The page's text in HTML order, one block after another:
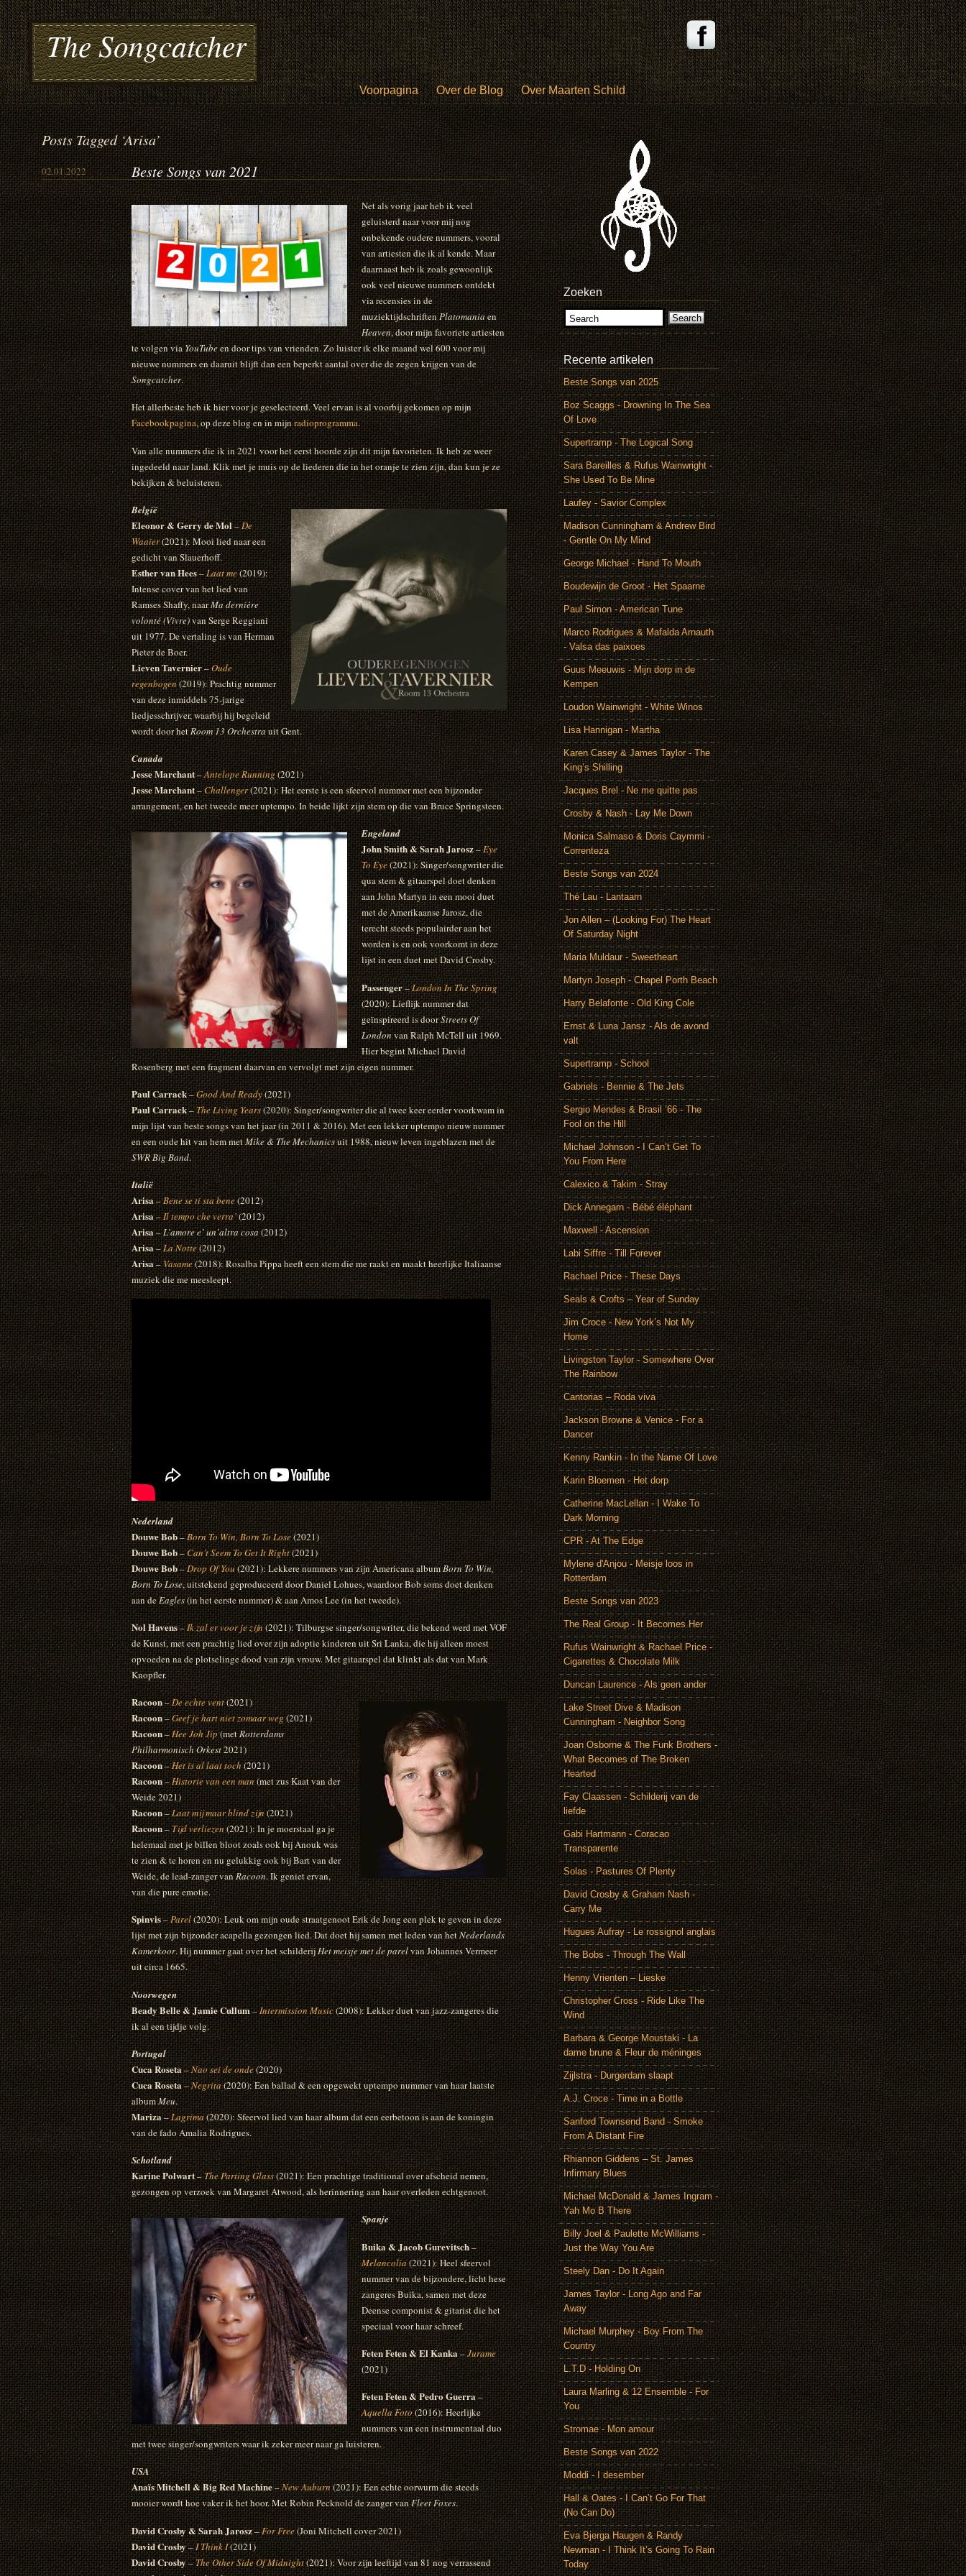
The Songcatcher
Voorpagina Over de Blog Over Maarten Schild
Posts Tagged ‘Arisa’
02.01.2022 Beste Songs van 2021
Net als vorig jaar heb ik veel
geluisterd naar voor mij nog
onbekende oudere nummers, vooral
van artiesten die ik al kende. Maar
daarnaast heb ik zoals gewoonlijk
ook veel nieuwe nummers ontdekt
via recensies in de
muziektijdschriftenPlatomania en
Heaven, door mijn favoriete artiesten
te volgen viaYouTubeen door tips van vrienden. Zo luister ik elke maand wel 600 voor mij
nieuwe nummers en daaruit blijft dan een beperkt aantal over die de zegen krijgen van de
Songcatcher.
Het allerbeste heb ik hier voor je geselecteerd. Veel ervan is al voorbij gekomen op mijn
Facebookpagina, op deze blog en in mijnradioprogramma.
Van alle nummers die ik in 2021 voor het eerst hoorde zijn dit mijn favorieten. Ik heb ze weer
ingedeeld naar land. Klik met je muis op de liederen die in het oranje te zien zijn, dan kun je ze
bekijken & beluisteren.
België
Eleonor & Gerry de Mol–De
Waaier(2021): Mooi lied naar een
gedicht van Slauerhoff.
Esther van Hees–Laat me(2019):
Intense cover van het lied van
Ramses Shaffy, naarMa dernière
volonté (Vivre)van Serge Reggiani
uit 1977. De vertaling is van Herman
Pieter de Boer.
Lieven Tavernier–Oude
regenbogen(2019): Prachtig nummer
van deze inmiddels 75-jarige
liedjesschrijver, waarbij hij begeleid
wordt door hetRoom 13 Orchestrauit Gent.
Canada
Jesse Marchant–Antelope Running (2021)
Jesse Marchant–Challenger(2021): Het eerste is een sfeervol nummer met een bijzonder
arrangement, en het tweede meer uptempo. In beide lijkt zijn stem op die van Bruce Springsteen.
Engeland
John Smith & Sarah Jarosz–Eye
To Eye(2021): Singer/songwriter die
qua stem & gitaarspel doet denken
aan John Martyn in een mooi duet
met de Amerikaanse Jarosz, die
terecht steeds populairder aan het
worden is en ook voorkomt in deze
lijst in een duet met David Crosby.
Passenger–London In The Spring
(2020): Lieflijk nummer dat
geïnspireerd is doorStreets Of
Londonvan Ralph McTell uit 1969.
Hier begint Michael David
Rosenberg met een fragment daarvan en vervolgt met zijn eigen nummer.
Paul Carrack–Good And Ready(2021)
Paul Carrack–The Living Years(2020): Singer/songwriter die al twee keer eerder voorkwam in
mijn lijst van beste songs van het jaar (in 2011 & 2016). Met een lekker uptempo nieuw nummer
en een oude hit van hem metMike & The Mechanicsuit 1988, nieuw leven ingeblazen met de
SWR Big Band.
Italië
Arisa–Bene se ti sta bene(2012)
Arisa–Il tempo che verra’(2012)
Arisa–L’amore e’ un’altra cosa(2012)
Arisa–La Notte(2012)
Arisa–Vasame(2018): Rosalba Pippa heeft een stem die me raakt en maakt heerlijke Italiaanse
muziek die me meesleept.
Nederland
Douwe Bob–Born To Win, Born To Lose(2021)
Douwe Bob–Can’t Seem To Get It Right(2021)
Douwe Bob–Drop Of You(2021): Lekkere nummers van zijn Americana albumBorn To Win,
Born To Lose, uitstekend geproduceerd door Daniel Lohues, waardoor Bob soms doet denken
aan deEagles(in het eerste nummer) & aan Amos Lee (in het tweede).
Nol Havens–Ik zal er voor je zijn (2021): Tilburgse singer/songwriter, die bekend werd met VOF
de Kunst, met een prachtig lied over zijn adoptie kinderen uit Sri Lanka, die hij alleen moest
opvoeden na de plotselinge dood van zijn vrouw. Met gitaarspel dat klinkt als dat van Mark
Knopfler.
Racoon–De echte vent(2021)
Racoon–Geef je hart niet zomaar weg (2021)
Racoon–Hee Joh Jip (metRotterdams
Philharmonisch Orkest2021)
Racoon–Het is al laat toch(2021)
Racoon–Historie van een man(met zus Kaat van der
Weide 2021)
Racoon–Laat mij maar blind zijn(2021)
Racoon– Tijd verliezen(2021): In je moerstaal ga je
helemaal met je billen bloot zoals ook bij Anouk was
te zien & te horen en nu gelukkig ook bij Bart van der
Weide, de lead-zanger vanRacoon. Ik geniet ervan,
van die pure emotie.
Spinvis–Parel(2020): Leuk om mijn oude straatgenoot Erik de Jong een plek te geven in deze
lijst met zijn bijzonder acapella gezongen lied. Dat doet hij samen met leden van hetNederlands
Kamerkoor. Hij nummer gaat over het schilderijHet meisje met de parelvan Johannes Vermeer
uit circa 1665.
Noorwegen
Beady Belle & Jamie Cullum–Intermission Music(2008): Lekker duet van jazz-zangeres die
ik al een tijdje volg.
Portugal
Cuca Roseta–Nao sei de onde(2020)
Cuca Roseta–Negrita(2020): Een ballad & een opgewekt uptempo nummer van haar laatste
albumMeu.
Mariza–Lagrima (2020): Sfeervol lied van haar album dat een eerbetoon is aan de koningin
van de fado Amalia Rodrigues.
Schotland
Karine Polwart–The Parting Glass(2021): Een prachtige traditional over afscheid nemen,
gezongen op verzoek van Margaret Atwood, als herinnering aan haar overleden echtgenoot.
Spanje
Buika & Jacob Gurevitsch–
Melancolia (2021): Heel sfeervol
nummer van de bijzondere, licht hese
zangeres Buika, samen met deze
Deense componist & gitarist die het
speciaal voor haar schreef.
Feten Feten & El Kanka–Jurame
(2021)
Feten Feten & Pedro Guerra–
Aquella Foto(2016): Heerlijke
nummers van een instrumentaal duo
met twee singer/songwriters waar ik zeker meer naar ga luisteren.
USA
Anaïs Mitchell & Big Red Machine–New Auburn (2021): Een echte oorwurm die steeds
mooier wordt hoe vaker ik het hoor. Met Robin Pecknold de zanger vanFleet Foxes.
David Crosby & Sarah Jarosz–For Free(Joni Mitchell cover 2021)
David Crosby–I Think I(2021)
David Crosby–The Other Side Of Midnight(2021): Voor zijn leeftijd van 81 nog verrassend
Zoeken
Recente artikelen
Beste Songs van 2025
Boz Scaggs - Drowning In The Sea
Of Love
Supertramp - The Logical Song
Sara Bareilles & Rufus Wainwright -
She Used To Be Mine
Laufey - Savior Complex
Madison Cunningham & Andrew Bird
- Gentle On My Mind
George Michael - Hand To Mouth
Boudewijn de Groot - Het Spaarne
Paul Simon - American Tune
Marco Rodrigues & Mafalda Arnauth
- Valsa das paixoes
Guus Meeuwis - Mijn dorp in de
Kempen
Loudon Wainwright - White Winos
Lisa Hannigan - Martha
Karen Casey & James Taylor - The
King’s Shilling
Jacques Brel - Ne me quitte pas
Crosby & Nash - Lay Me Down
Monica Salmaso & Doris Caymmi -
Correnteza
Beste Songs van 2024
Thé Lau - Lantaarn
Jon Allen – (Looking For) The Heart
Of Saturday Night
Maria Muldaur - Sweetheart
Martyn Joseph - Chapel Porth Beach
Harry Belafonte - Old King Cole
Ernst & Luna Jansz - Als de avond
valt
Supertramp - School
Gabriels - Bennie & The Jets
Sergio Mendes & Brasil ’66 - The
Fool on the Hill
Michael Johnson - I Can’t Get To
You From Here
Calexico & Takim - Stray
Dick Annegarn - Bébé éléphant
Maxwell - Ascension
Labi Siffre - Till Forever
Rachael Price - These Days
Seals & Crofts – Year of Sunday
Jim Croce - New York’s Not My
Home
Livingston Taylor - Somewhere Over
The Rainbow
Cantorias – Roda viva
Jackson Browne & Venice - For a
Dancer
Kenny Rankin - In the Name Of Love
Karin Bloemen - Het dorp
Catherine MacLellan - I Wake To
Dark Morning
CPR - At The Edge
Mylene d'Anjou - Meisje loos in
Rotterdam
Beste Songs van 2023
The Real Group - It Becomes Her
Rufus Wainwright & Rachael Price -
Cigarettes & Chocolate Milk
Duncan Laurence - Als geen ander
Lake Street Dive & Madison
Cunningham - Neighbor Song
Joan Osborne & The Funk Brothers -
What Becomes of The Broken
Hearted
Fay Claassen - Schilderij van de
liefde
Gabi Hartmann - Coracao
Transparente
Solas - Pastures Of Plenty
David Crosby & Graham Nash -
Carry Me
Hugues Aufray - Le rossignol anglais
The Bobs - Through The Wall
Henny Vrienten – Lieske
Christopher Cross - Ride Like The
Wind
Barbara & George Moustaki - La
dame brune & Fleur de méninges
Zijlstra - Durgerdam slaapt
A.J. Croce - Time in a Bottle
Sanford Townsend Band - Smoke
From A Distant Fire
Rhiannon Giddens – St. James
Infirmary Blues
Michael McDonald & James Ingram -
Yah Mo B There
Billy Joel & Paulette McWilliams -
Just the Way You Are
Steely Dan - Do It Again
James Taylor - Long Ago and Far
Away
Michael Murphey - Boy From The
Country
L.T.D - Holding On
Laura Marling & 12 Ensemble - For
You
Stromae - Mon amour
Beste Songs van 2022
Moddi - I desember
Hall & Oates - I Can’t Go For That
(No Can Do)
Eva Bjerga Haugen & Randy
Newman - I Think It’s Going To Rain
Today